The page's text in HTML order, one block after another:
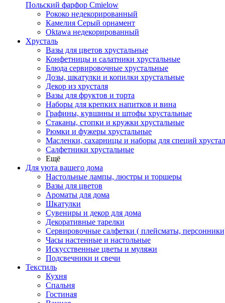
Польский фарфор Сmielow
Рококо недекорированный
Камелия Серый орнамент
Oktawa недекорированный
Хрусталь
Вазы для цветов хрустальные
Конфетницы и салатники хрустальные
Блюда сервировочные хрустальные
Дозы, шкатулки и копилки хрустальные
Декор из хрусталя
Вазы для фруктов и торта
Наборы для крепких напитков и вина
Графины, кувшины и штофы хрустальные
Стаканы, стопки и кружки хрустальные
Рюмки и фужеры хрустальные
Масленки, сахарницы и наборы для специй
Салфетники хрустальные
Ещё
Для уюта вашего дома
Настольные лампы, люстры и торшеры
Вазы для цветов
Ароматы для дома
Шкатулки
Сувениры и декор для дома
Декоративные тарелки
Сервировочные салфетки ( плейсматы,
Часы настенные и настольные
Искусственные цветы и муляжи
Подсвечники и свечи
Текстиль
Кухня
Спальня
Гостиная